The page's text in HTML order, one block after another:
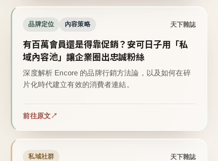
品牌定位 內容策略 天下雜誌
有百萬會員還是得靠促銷？安可日子用「私
域內容池」讓企業圈出忠誠粉絲
深度解析 Encore 的品牌行銷方法論，以及如何在碎
片化時代建立有效的消費者連結。
前往原文
私域社群 天下雜誌